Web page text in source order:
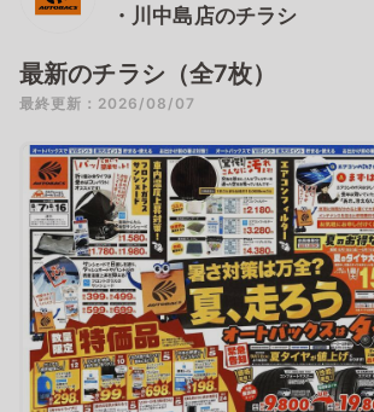
・川中島店のチラシ
最新のチラシ（全7枚）
最終更新：2026/08/07